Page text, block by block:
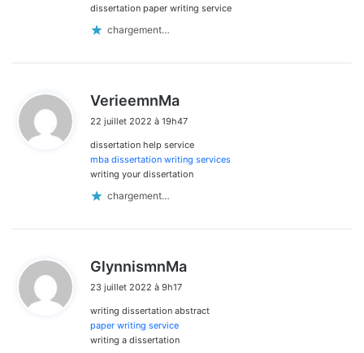
dissertation paper writing service
chargement…
VerieemnMa
t
:
22 juillet 2022 à 19h47
dissertation help service
mba dissertation writing services
writing your dissertation
chargement…
GlynnismnMa
23 juillet 2022 à 9h17
writing dissertation abstract
paper writing service
writing a dissertation